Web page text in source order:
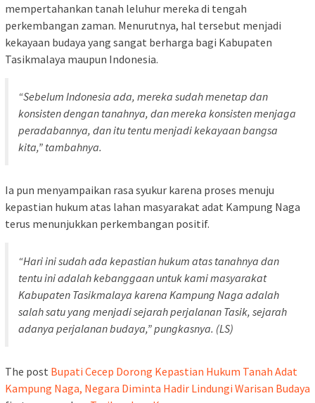
mempertahankan tanah leluhur mereka di tengah
perkembangan zaman. Menurutnya, hal tersebut menjadi
kekayaan budaya yang sangat berharga bagi Kabupaten
Tasikmalaya maupun Indonesia.
“Sebelum Indonesia ada, mereka sudah menetap dan
konsisten dengan tanahnya, dan mereka konsisten menjaga
peradabannya, dan itu tentu menjadi kekayaan bangsa
kita,” tambahnya.
Ia pun menyampaikan rasa syukur karena proses menuju
kepastian hukum atas lahan masyarakat adat Kampung Naga
terus menunjukkan perkembangan positif.
“Hari ini sudah ada kepastian hukum atas tanahnya dan
tentu ini adalah kebanggaan untuk kami masyarakat
Kabupaten Tasikmalaya karena Kampung Naga adalah
salah satu yang menjadi sejarah perjalanan Tasik, sejarah
adanya perjalanan budaya,” pungkasnya. (LS)
The post Bupati Cecep Dorong Kepastian Hukum Tanah Adat
Kampung Naga, Negara Diminta Hadir Lindungi Warisan Budaya